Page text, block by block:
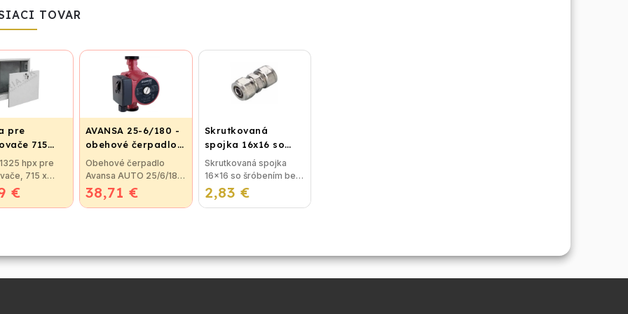
TOVAR
pre
715
€
hpx pre
715 x
120-186 mm
AVANSA 25-6/180 -
obehové čerpadlo,
pripojovací závit
6/4"
38,71 €
Obehové čerpadlo
Avansa AUTO 25/6/180
Obehové čerpadlo
Avansa AUTO 25/60
Skrutkovaná
spojka 16x16 so
šróbením
2,83 €
Skrutkovaná spojka
16x16 so šróbením bez
nutnosti lisovania,
použitie pre